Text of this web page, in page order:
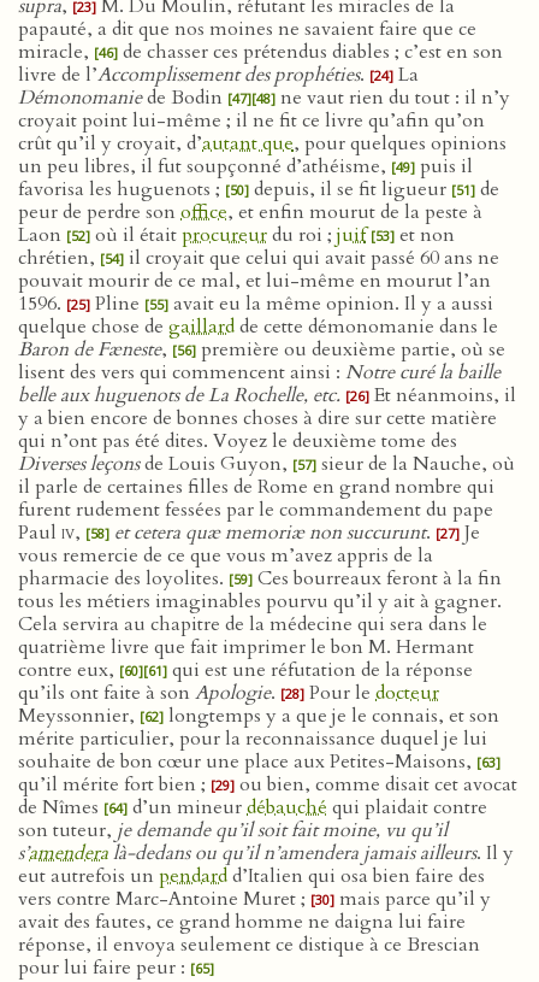
supra, [23] M. Du Moulin, réfutant les miracles de la
papauté, a dit que nos moines ne savaient faire que ce
miracle, [46] de chasser ces prétendus diables ; c’est en son
livre de l’Accomplissement des prophéties. [24] La
Démonomaniede Bodin [47][48] ne vaut rien du tout : il n’y
croyait point lui-même ; il ne fit ce livre qu’afin qu’on
crût qu’il y croyait, d’autant que, pour quelques opinions
un peu libres, il fut soupçonné d’athéisme, [49] puis il
favorisa les huguenots ; [50] depuis, il se fit ligueur [51] de
peur de perdre son office, et enfin mourut de la peste à
Laon [52] où il étaitprocureurdu roi ;juif [53] et non
chrétien, [54] il croyait que celui qui avait passé 60 ans ne
pouvait mourir de ce mal, et lui-même en mourut l’an
1596. [25] Pline [55] avait eu la même opinion. Il y a aussi
quelque chose de gaillardde cette démonomanie dans le
Baron de Fæneste, [56] première ou deuxième partie, où se
lisent des vers qui commencent ainsi : Notre curé la baille
belle aux huguenots de La Rochelle, etc. [26] Et néanmoins, il
y a bien encore de bonnes choses à dire sur cette matière
qui n’ont pas été dites. Voyez le deuxième tome des
Diverses leçonsde Louis Guyon, [57] sieur de la Nauche, où
il parle de certaines filles de Rome en grand nombre qui
furent rudement fessées par le commandement du pape
Paul iv, [58] et cetera quæ memoriæ non succurunt. [27] Je
vous remercie de ce que vous m’avez appris de la
pharmacie des loyolites. [59] Ces bourreaux feront à la fin
tous les métiers imaginables pourvu qu’il y ait à gagner.
Cela servira au chapitre de la médecine qui sera dans le
quatrième livre que fait imprimer le bon M. Hermant
contre eux, [60][61] qui est une réfutation de la réponse
qu’ils ont faite à son Apologie. [28] Pour le docteur
Meyssonnier, [62] longtemps y a que je le connais, et son
mérite particulier, pour la reconnaissance duquel je lui
souhaite de bon cœur une place aux Petites-Maisons, [63]
qu’il mérite fort bien ; [29] ou bien, comme disait cet avocat
de Nîmes [64] d’un mineurdébauché qui plaidait contre
son tuteur, je demande qu’il soit fait moine, vu qu’il
s’amenderalà-dedans ou qu’il n’amendera jamais ailleurs. Il y
eut autrefois un pendardd’Italien qui osa bien faire des
vers contre Marc-Antoine Muret ; [30] mais parce qu’il y
avait des fautes, ce grand homme ne daigna lui faire
réponse, il envoya seulement ce distique à ce Brescian
pour lui faire peur : [65]